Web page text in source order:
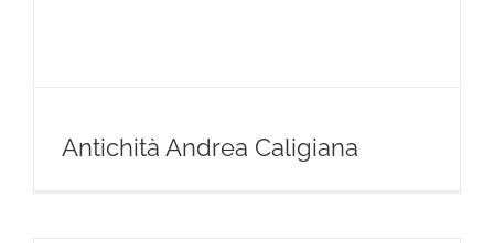
Antichità Andrea Caligiana